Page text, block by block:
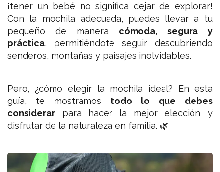
¡tener un bebé no significa dejar de explorar!
Con la mochila adecuada, puedes llevar a tu
pequeño de manera cómoda, segura y
práctica, permitiéndote seguir descubriendo
senderos, montañas y paisajes inolvidables.
Pero, ¿cómo elegir la mochila ideal? En esta
guía, te mostramos todo lo que debes
considerar para hacer la mejor elección y
disfrutar de la naturaleza en familia. 🌿